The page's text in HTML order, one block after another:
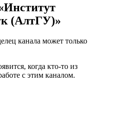
Институт
(АлтГУ)»
канала может только
когда кто-то из
с этим каналом.